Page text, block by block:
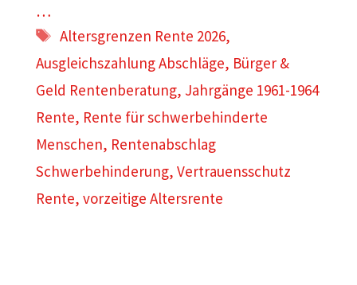
…
Schlagwörter
Altersgrenzen Rente 2026,
Ausgleichszahlung Abschläge, Bürger &
Geld Rentenberatung, Jahrgänge 1961-1964
Rente, Rente für schwerbehinderte
Menschen, Rentenabschlag
Schwerbehinderung, Vertrauensschutz
Rente, vorzeitige Altersrente